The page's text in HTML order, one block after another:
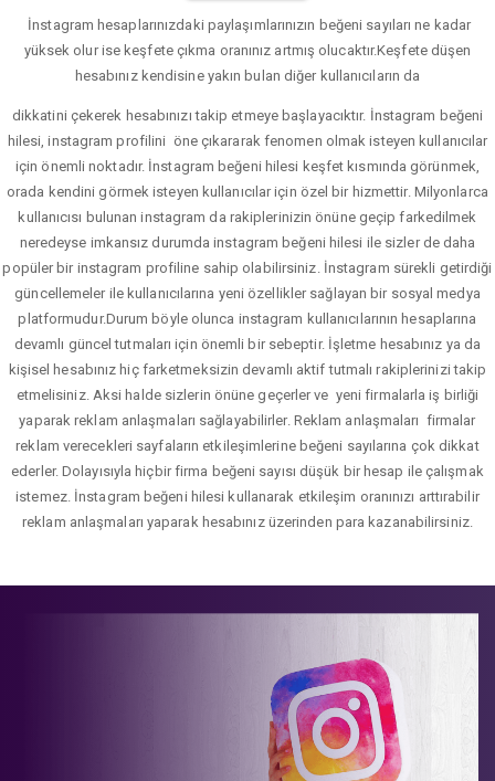
İnstagram hesaplarınızdaki paylaşımlarınızın beğeni sayıları ne kadar
yüksek olur ise keşfete çıkma oranınız artmış olucaktır.Keşfete düşen
hesabınız kendisine yakın bulan diğer kullanıcıların da
dikkatini çekerek hesabınızı takip etmeye başlayacıktır. İnstagram beğeni
hilesi, instagram profilini öne çıkararak fenomen olmak isteyen kullanıcılar
için önemli noktadır. İnstagram beğeni hilesi keşfet kısmında görünmek,
orada kendini görmek isteyen kullanıcılar için özel bir hizmettir. Milyonlarca
kullanıcısı bulunan instagram da rakiplerinizin önüne geçip farkedilmek
neredeyse imkansız durumda instagram beğeni hilesi ile sizler de daha
popüler bir instagram profiline sahip olabilirsiniz. İnstagram sürekli getirdiği
güncellemeler ile kullanıcılarına yeni özellikler sağlayan bir sosyal medya
platformudur.Durum böyle olunca instagram kullanıcılarının hesaplarına
devamlı güncel tutmaları için önemli bir sebeptir. İşletme hesabınız ya da
kişisel hesabınız hiç farketmeksizin devamlı aktif tutmalı rakiplerinizi takip
etmelisiniz. Aksi halde sizlerin önüne geçerler ve yeni firmalarla iş birliği
yaparak reklam anlaşmaları sağlayabilirler. Reklam anlaşmaları firmalar
reklam verecekleri sayfaların etkileşimlerine beğeni sayılarına çok dikkat
ederler. Dolayısıyla hiçbir firma beğeni sayısı düşük bir hesap ile çalışmak
istemez. İnstagram beğeni hilesi kullanarak etkileşim oranınızı arttırabilir
reklam anlaşmaları yaparak hesabınız üzerinden para kazanabilirsiniz.